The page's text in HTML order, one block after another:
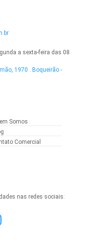
a sexta-feira das 08
1970 . Boqueirão -
Somos
Comercial
nas redes sociais: